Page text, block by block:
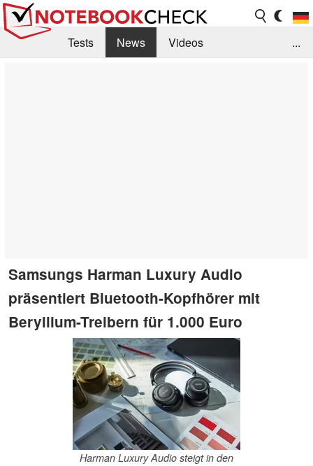
Tests News
Videos
...
Samsungs Harman Luxury Audio
präsentiert Bluetooth-Kopfhörer mit
Beryllium-Treibern für 1.000 Euro
Harman Luxury Audio steigt in den